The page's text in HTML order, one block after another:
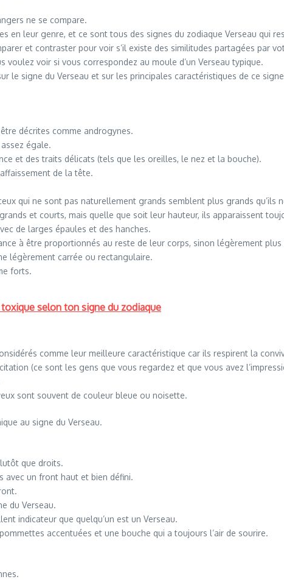
ne se compare.
en leur genre, et ce sont tous des signes du zodiaque Verseau qui
et contraster pour voir s’il existe des similitudes partagées par
voir si vous correspondez au moule d’un Verseau typique.
le signe du Verseau et sur les principales caractéristiques de ce
décrites comme androgynes.
égale.
et des traits délicats (tels que les oreilles, le nez et la bouche).
de la tête.
qui ne sont pas naturellement grands semblent plus grands qu’ils
et courts, mais quelle que soit leur hauteur, ils apparaissent
de larges épaules et des hanches.
à être proportionnés au reste de leur corps, sinon légèrement plus
légèrement carrée ou rectangulaire.
forts.
selon ton signe du zodiaque
comme leur meilleure caractéristique car ils respirent la
(ce sont les gens que vous regardez et que vous avez
sont souvent de couleur bleue ou noisette.
au signe du Verseau.
que droits.
avec un front haut et bien défini.
du Verseau.
indicateur que quelqu’un est un Verseau.
accentuées et une bouche qui a toujours l’air de sourire.